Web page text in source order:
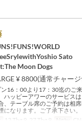
Sato
Moon Dogs
¥ 8800(通常チャー
16：00より17：30迄のご
ハッピーアワーのサービスは
、テーブル席のご予約は相
になります。ご了承下さい。
13 Thg 9, 27 Thg 9 Ngày CN